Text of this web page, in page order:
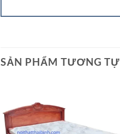
SẢN PHẨM TƯƠNG TỰ